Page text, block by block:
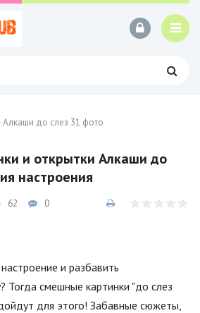
Алкаши до слез 31 фото
и открытки Алкаши до
настроения
62 0
и разбавить
Тогда смешные картинки "до слез
для этого! Забавные сюжеты,